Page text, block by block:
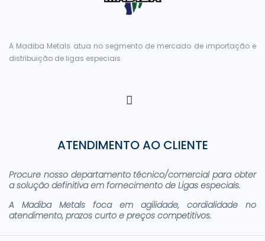
A Madiba Metals atua no segmento de mercado de importação e
distribuição de ligas especiais.
ATENDIMENTO AO CLIENTE
Procure nosso departamento técnico/comercial para obter
a solução definitiva em fornecimento de Ligas especiais.
A Madiba Metals foca em agilidade, cordialidade no
atendimento, prazos curto e preços competitivos.